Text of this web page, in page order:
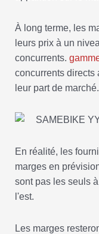
À long terme, les
leurs prix à un
concurrents.
concurrents directs
leur part de marché.
En réalité, les
marges en
sont pas les seuls
l'est.
Les marges